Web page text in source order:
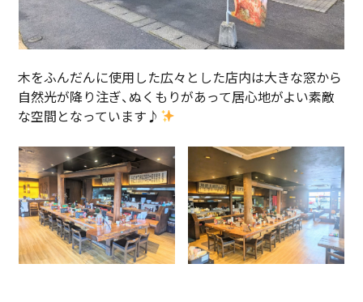
木をふんだんに使用した広々とした店内は大きな窓から
自然光が降り注ぎ、ぬくもりがあって居心地がよい素敵
な空間となっています♪